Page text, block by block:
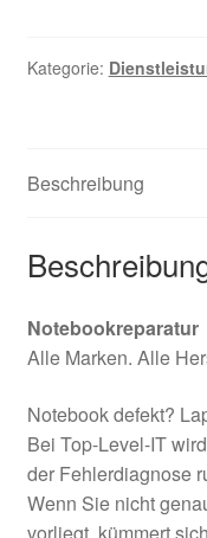
Kategorie:
Beschreibung
Notebookreparatur
Alle Marken. Alle
Notebook defekt?
Bei Top-Level-IT
der Fehlerdiagnose
Wenn Sie nicht
vorliegt, kümmert